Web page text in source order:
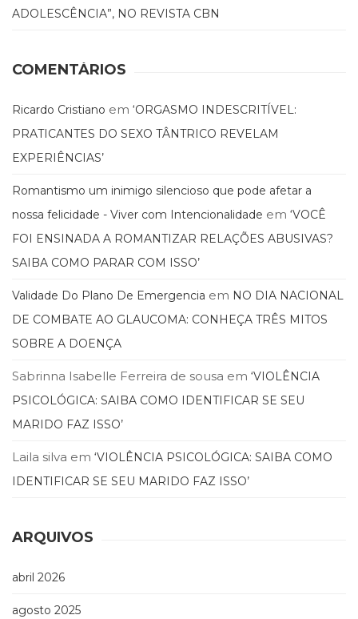
Literatura
Literatura,
Ficção,
(69)
Obras
de
(48)
(Programação
Neurolingüística)
(41)
(200)
Psicoterapia
(799)
Propaganda
e
(33)
Puericultura
Rádio
Públicas
Comunicação
(31)
ADOLESCÊNCIA”, NO REVISTA CBN
COMENTÁRIOS
Ricardo Cristiano em ‘ORGASMO INDESCRITÍVEL:
PRATICANTES DO SEXO TÂNTRICO REVELAM
EXPERIÊNCIAS’
Romantismo um inimigo silencioso que pode afetar a
nossa felicidade - Viver com Intencionalidade em ‘VOCÊ
FOI ENSINADA A ROMANTIZAR RELAÇÕES ABUSIVAS?
SAIBA COMO PARAR COM ISSO’
Validade Do Plano De Emergencia em NO DIA NACIONAL
DE COMBATE AO GLAUCOMA: CONHEÇA TRÊS MITOS
SOBRE A DOENÇA
Sabrinna Isabelle Ferreira de sousa em ‘VIOLÊNCIA
PSICOLÓGICA: SAIBA COMO IDENTIFICAR SE SEU
MARIDO FAZ ISSO’
Laila silva em ‘VIOLÊNCIA PSICOLÓGICA: SAIBA COMO
IDENTIFICAR SE SEU MARIDO FAZ ISSO’
ARQUIVOS
abril 2026
agosto 2025